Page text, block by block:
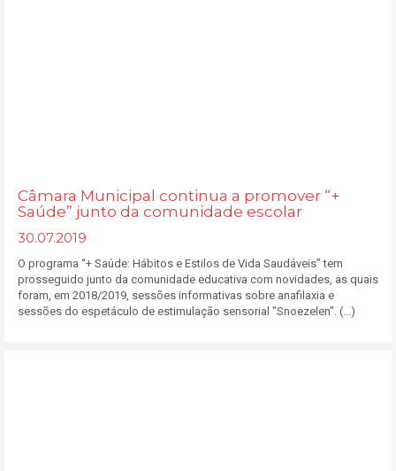
Câmara Municipal continua a promover “+
Saúde” junto da comunidade escolar
30.07.2019
O programa “+ Saúde: Hábitos e Estilos de Vida Saudáveis” tem
prosseguido junto da comunidade educativa com novidades, as quais
foram, em 2018/2019, sessões informativas sobre anafilaxia e
sessões do espetáculo de estimulação sensorial "Snoezelen". (...)